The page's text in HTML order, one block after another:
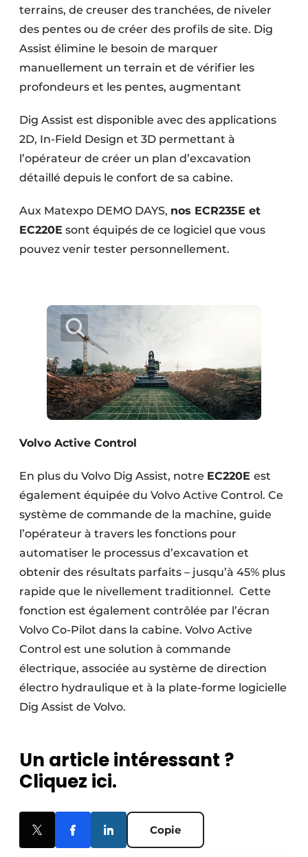
terrains, de creuser des tranchées, de niveler
des pentes ou de créer des profils de site. Dig
Assist élimine le besoin de marquer
manuellement un terrain et de vérifier les
profondeurs et les pentes, augmentant
Dig Assist est disponible avec des applications
2D, In-Field Design et 3D permettant à
l’opérateur de créer un plan d’excavation
détaillé depuis le confort de sa cabine.
Aux Matexpo DEMO DAYS, nos ECR235E et
EC220E sont équipés de ce logiciel que vous
pouvez venir tester personnellement.
Volvo Active Control
En plus du Volvo Dig Assist, notre EC220E est
également équipée du Volvo Active Control. Ce
système de commande de la machine, guide
l’opérateur à travers les fonctions pour
automatiser le processus d’excavation et
obtenir des résultats parfaits – jusqu’à 45% plus
rapide que le nivellement traditionnel. Cette
fonction est également contrôlée par l’écran
Volvo Co-Pilot dans la cabine. Volvo Active
Control est une solution à commande
électrique, associée au système de direction
électro hydraulique et à la plate-forme logicielle
Dig Assist de Volvo.
Un article intéressant ?
Cliquez ici.
Copie